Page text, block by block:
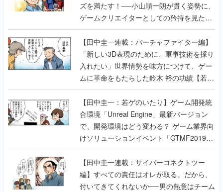
ズを満たす！──小山順一朗が貫く姿勢に、
ゲームクリエイターとしての矜持を見た
【若ゲのいたり最終回】
【田中圭一連載：バーチャファイター編】
「新しい3D表現のために、軍事技術を採り
入れたい」世界情勢を味方につけて、ゲー
ムに革命をもたらした鈴木 裕の功績【若ゲ
のいたり】
【田中圭一：若ゲのいたり】ゲーム開発統
合環境「Unreal Engine」最新バージョン
で、開発環境はどう変わる？ ゲーム業界向
けソリューションイベント「GTMF2019」
に行って、より理解を深めよう【PR】
【田中圭一連載：サイバーコネクトツー
編】すべての責任はオレが取る。だから、
付いてきてくれないか──男の熱意はチーム